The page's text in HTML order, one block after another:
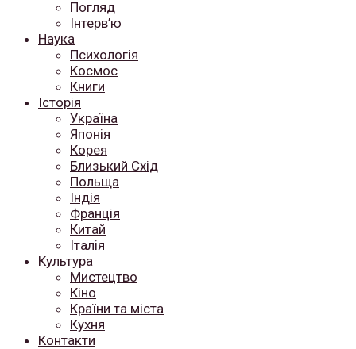
Погляд
Інтерв’ю
Наука
Психологія
Космос
Книги
Історія
Україна
Японія
Корея
Близький Схід
Польща
Індія
Франція
Китай
Італія
Культура
Мистецтво
Кіно
Країни та міста
Кухня
Контакти